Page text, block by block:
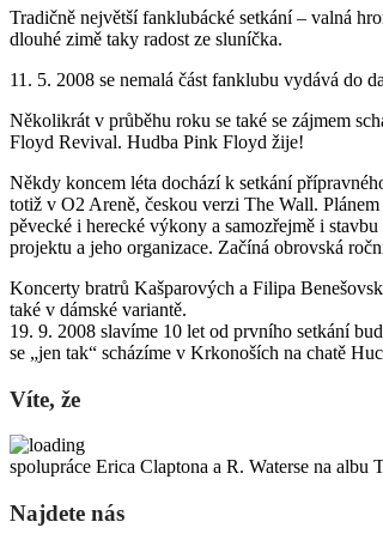
Tradičně největší fanklubácké setkání – valná
dlouhé zimě taky radost ze sluníčka.
11. 5. 2008 se nemalá část fanklubu vydává do
Několikrát v průběhu roku se také se zájmem
Floyd Revival. Hudba Pink Floyd žije!
Někdy koncem léta dochází k setkání
totiž v O2 Areně, českou verzi The Wall.
pěvecké i herecké výkony a samozřejmě i
projektu a jeho organizace. Začíná obrovská
Koncerty bratrů Kašparových a Filipa
také v dámské variantě.
19. 9. 2008 slavíme 10 let od prvního setkání
se „jen tak“ scházíme v Krkonoších na chatě
Víte, že
spolupráce Erica Claptona a R. Waterse na
Najdete nás